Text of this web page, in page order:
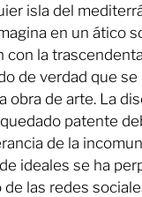
isla del
en un ático
con la
de verdad que se
obra de arte. La
patente
de la
ideales se ha
las redes